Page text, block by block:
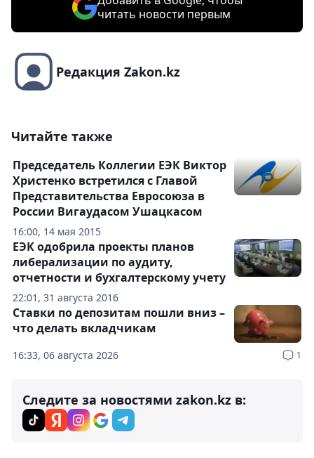
читать новости первым
Редакция Zakon.kz
Читайте также
16:00, 14 мая 2015
Председатель Коллегии ЕЭК Виктор
Христенко встретился с Главой
Представительства Евросоюза в
России Вигаудасом Ушацкасом
22:01, 31 августа 2016
ЕЭК одобрила проекты планов
либерализации по аудиту,
отчетности и бухгалтерскому учету
16:33, 06 августа 2026 1
Ставки по депозитам пошли вниз –
что делать вкладчикам
Следите за новостями zakon.kz в: